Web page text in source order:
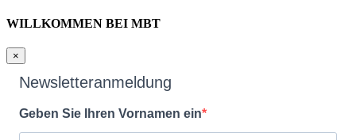
WILLKOMMEN BEI MBT
×
Newsletteranmeldung
Geben Sie Ihren Vornamen ein